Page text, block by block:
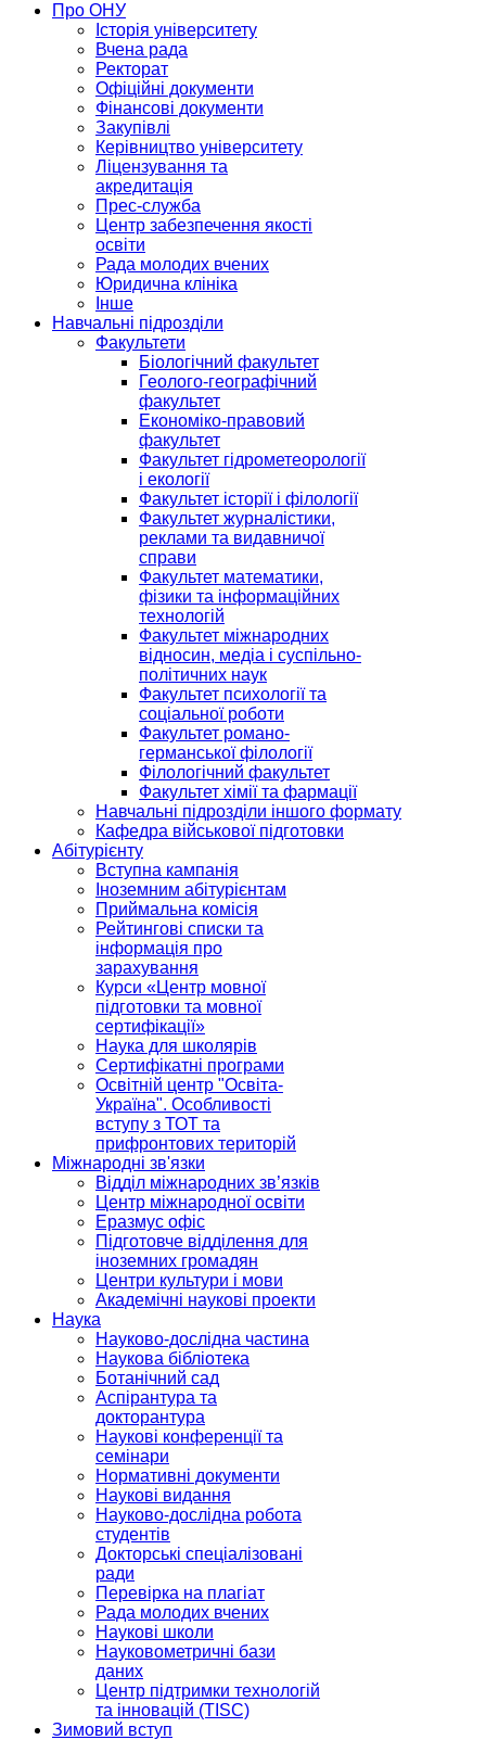
Про ОНУ
Історія університету
Вчена рада
Ректорат
Офіційні документи
Фінансові документи
Закупівлі
Керівництво університету
Ліцензування та
акредитація
Прес-служба
Центр забезпечення якості
освіти
Рада молодих вчених
Юридична клініка
Інше
Навчальні підрозділи
Факультети
Біологічний факультет
Геолого-географічний
факультет
Економіко-правовий
факультет
Факультет гідрометеорології
і екології
Факультет історії і філології
Факультет журналістики,
реклами та видавничої
справи
Факультет математики,
фізики та інформаційних
технологій
Факультет міжнародних
відносин, медіа і суспільно-
політичних наук
Факультет психології та
соціальної роботи
Факультет романо-
германської філології
Філологічний факультет
Факультет хімії та фармації
Навчальні підрозділи іншого формату
Кафедра військової підготовки
Абітурієнту
Вступна кампанія
Іноземним абітурієнтам
Приймальна комісія
Рейтингові списки та
інформація про
зарахування
Курси «Центр мовної
підготовки та мовної
сертифікації»
Наука для школярів
Сертифікатні програми
Освітній центр "Освіта-
Україна". Особливості
вступу з ТОТ та
прифронтових територій
Міжнародні зв'язки
Відділ міжнародних зв’язків
Центр міжнародної освіти
Еразмус офіс
Підготовче відділення для
іноземних громадян
Центри культури і мови
Академічні наукові проекти
Наука
Науково-дослідна частина
Наукова бібліотека
Ботанічний сад
Аспірантура та
докторантура
Наукові конференції та
семінари
Нормативні документи
Наукові видання
Науково-дослідна робота
студентів
Докторські спеціалізовані
ради
Перевірка на плагіат
Рада молодих вчених
Наукові школи
Науковометричні бази
даних
Центр підтримки технологій
та інновацій (TISC)
Зимовий вступ